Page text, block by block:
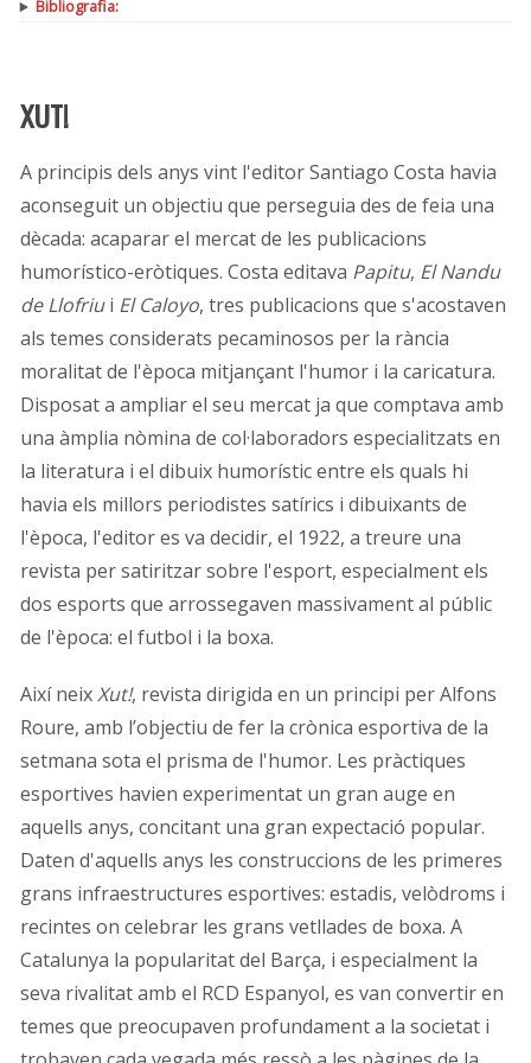
Bibliografia:
XUT!
A principis dels anys vint l'editor Santiago Costa havia
aconseguit un objectiu que perseguia des de feia una
dècada: acaparar el mercat de les publicacions
humorístico-eròtiques. Costa editava Papitu, El Nandu
de Llofriui El Caloyo, tres publicacions que s'acostaven
als temes considerats pecaminosos per la rància
moralitat de l'època mitjançant l'humor i la caricatura.
Disposat a ampliar el seu mercat ja que comptava amb
una àmplia nòmina de col·laboradors especialitzats en
la literatura i el dibuix humorístic entre els quals hi
havia els millors periodistes satírics i dibuixants de
l'època, l'editor es va decidir, el 1922, a treure una
revista per satiritzar sobre l'esport, especialment els
dos esports que arrossegaven massivament al públic
de l'època: el futbol i la boxa.
Així neixXut!, revista dirigida en un principi per Alfons
Roure, amb l’objectiu de fer la crònica esportiva de la
setmana sota el prisma de l'humor. Les pràctiques
esportives havien experimentat un gran auge en
aquells anys, concitant una gran expectació popular.
Daten d'aquells anys les construccions de les primeres
grans infraestructures esportives: estadis, velòdroms i
recintes on celebrar les grans vetllades de boxa. A
Catalunya la popularitat del Barça, i especialment la
seva rivalitat amb el RCD Espanyol, es van convertir en
temes que preocupaven profundament a la societat i